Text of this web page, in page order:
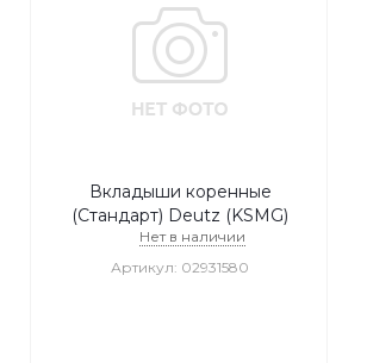
Вкладыши коренные
(Стандарт) Deutz (KSMG)
Нет в наличии
Артикул: 02931580